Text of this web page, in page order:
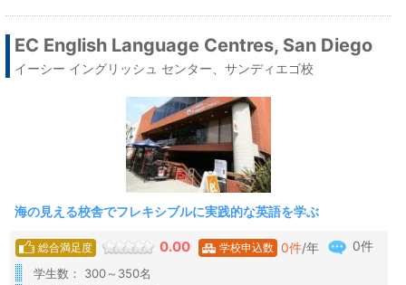
EC English Language Centres, San Diego
イーシー イングリッシュ センター、サンディエゴ校
海の見える校舎でフレキシブルに実践的な英語を学ぶ
総合満足度 0.00 学校申込数 0件/年 0件
学生数： 300～350名